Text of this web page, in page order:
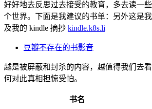
好好地去反思过去接受的教育，多去读一
个世界。下面是我建议的书单：另外这是
及我的 kindle 摘抄 kindle.k8s.li
豆瓣不存在的书影音
越是被屏蔽和封杀的内容，越值得我们去
何对此真相担惊受怕。
书名